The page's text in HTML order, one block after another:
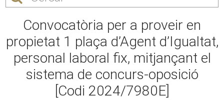
Convocatòria per a proveir en
propietat 1 plaça d’Agent d’Igualtat,
personal laboral fix, mitjançant el
sistema de concurs-oposició
[Codi 2024/7980E]